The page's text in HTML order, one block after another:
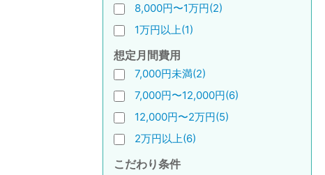
8,000円〜1万円(2)
1万円以上(1)
想定月間費用
7,000円未満(2)
7,000円〜12,000円(6)
12,000円〜2万円(5)
2万円以上(6)
こだわり条件